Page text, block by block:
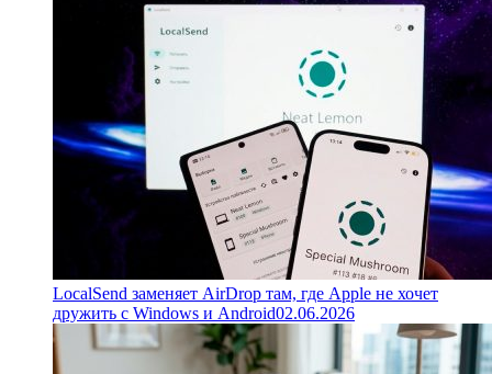
LocalSend заменяет AirDrop там, где Apple не хочет
дружить с Windows и Android02.06.2026